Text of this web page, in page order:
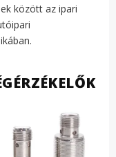
között az ipari